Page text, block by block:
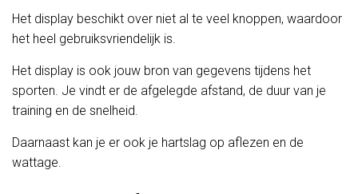
Het display beschikt over niet al te veel knoppen, waardoor
het heel gebruiksvriendelijk is.
Het display is ook jouw bron van gegevens tijdens het
sporten. Je vindt er de afgelegde afstand, de duur van je
training en de snelheid.
Daarnaast kan je er ook je hartslag op aflezen en de
wattage.